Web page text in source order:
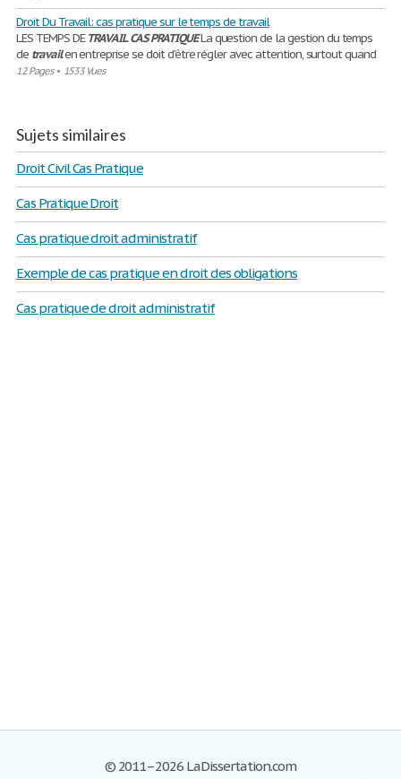
Droit Du Travail: cas pratique sur le temps de travail
LES TEMPS DETRAVAIL CAS PRATIQUELa question de la gestion du temps
de travailen entreprise se doit d’être régler avec attention, surtout quand
12 Pages• 1533 Vues
Sujets similaires
Droit Civil Cas Pratique
Cas Pratique Droit
Cas pratique droit administratif
Exemple de cas pratique en droit des obligations
Cas pratique de droit administratif
© 2011–2026 LaDissertation.com